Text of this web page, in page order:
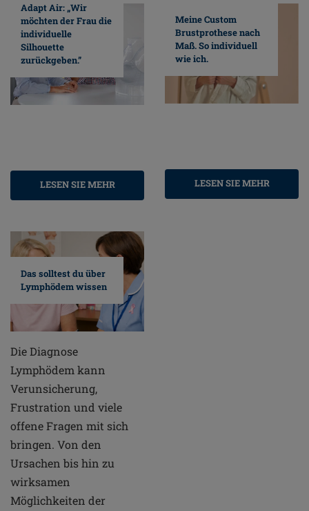
Adapt Air: „Wir
möchten der Frau die
individuelle
Silhouette
zurückgeben.”
LESEN SIE MEHR
Meine Custom
Brustprothese nach
Maß. So individuell
wie ich.
LESEN SIE MEHR
Das solltest du über
Lymphödem wissen
Die Diagnose
Lymphödem kann
Verunsicherung,
Frustration und viele
offene Fragen mit sich
bringen. Von den
Ursachen bis hin zu
wirksamen
Möglichkeiten der